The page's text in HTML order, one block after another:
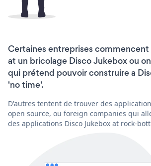
Certaines entreprises commencent
at un bricolage Disco Jukebox ou
qui prétend pouvoir construire a
'no time'.
D'autres tentent de trouver des
open source, ou foreign companies qui
des applications Disco Jukebox at rock-